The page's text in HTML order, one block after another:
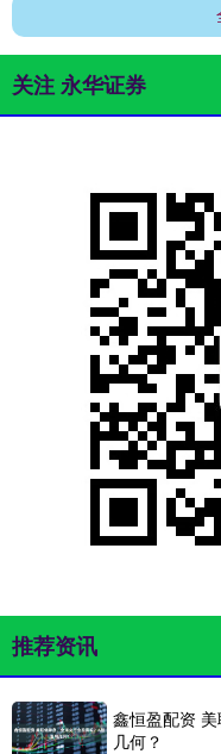
关注 永华证券
推荐资讯
鑫恒盈配资
几何？